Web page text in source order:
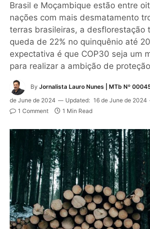
Brasil e Moçambique estão entre
nações com mais desmatamento
terras brasileiras, a desflorestação
queda de 22% no quinquênio até
expectativa é que COP30 seja um
para realizar a ambição de
By Jornalista Lauro Nunes | MTb Nº
de June de 2024
Updated: 16 de June de 2024
1 Comment 1 Min Read